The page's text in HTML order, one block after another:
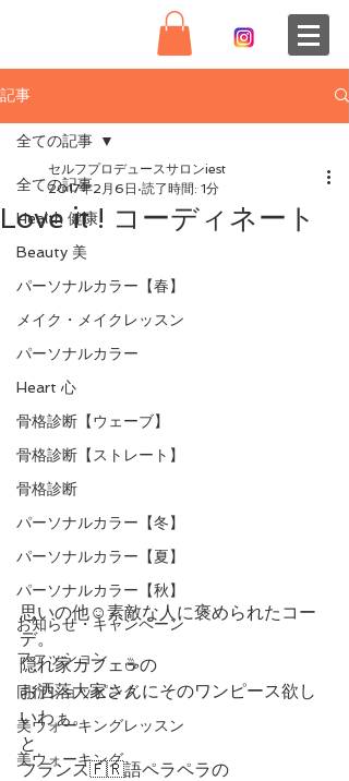
記事
全ての記事
Health 健康
Beauty 美
パーソナルカラー【春】
メイク・メイクレッスン
パーソナルカラー
Heart 心
骨格診断【ウェーブ】
骨格診断【ストレート】
骨格診断
パーソナルカラー【冬】
パーソナルカラー【夏】
パーソナルカラー【秋】
お知らせ・キャンペーン
ファッション
同行ショッピング
美ウォーキングレッスン
美ウォーキング
全ての記事
Love it ! コーディネート
セルフプロデュースサロンiest
2017年2月6日 読了時間: 1分
思いの他☺︎素敵な人に褒められたコー
デ。
隠れ家カフェ☕️の
お洒落大家さんにそのワンピース欲し
いわぁ。
と
フランス🇫🇷語ペラペラの